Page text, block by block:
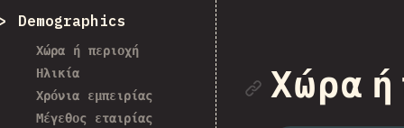
Demographics
Χώρα ή περιοχή
Ηλικία
Χρόνια εμπειρίας
Μέγεθος εταιρίας
Link to
Χώρα